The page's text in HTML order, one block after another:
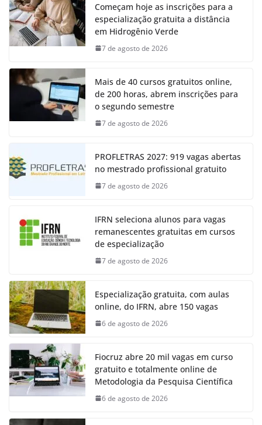
Começam hoje as inscrições para a
especialização gratuita a distância
em Hidrogênio Verde
7 de agosto de 2026
Mais de 40 cursos gratuitos online,
de 200 horas, abrem inscrições para
o segundo semestre
7 de agosto de 2026
PROFLETRAS 2027: 919 vagas abertas
no mestrado profissional gratuito
7 de agosto de 2026
IFRN seleciona alunos para vagas
remanescentes gratuitas em cursos
de especialização
7 de agosto de 2026
Especialização gratuita, com aulas
online, do IFRN, abre 150 vagas
6 de agosto de 2026
Fiocruz abre 20 mil vagas em curso
gratuito e totalmente online de
Metodologia da Pesquisa Científica
6 de agosto de 2026